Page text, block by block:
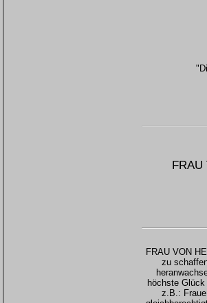
FRAU
FRAU VON
zu
höchste
z.B.: